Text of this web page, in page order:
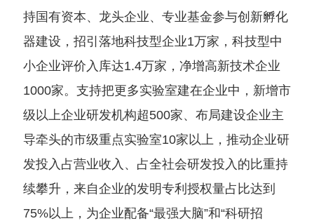
持国有资本、龙头企业、专业基金参与创新孵化
器建设，招引落地科技型企业1万家，科技型中
小企业评价入库达1.4万家，净增高新技术企业
1000家。支持把更多实验室建在企业中，新增市
级以上企业研发机构超500家、布局建设企业主
导牵头的市级重点实验室10家以上，推动企业研
发投入占营业收入、占全社会研发投入的比重持
续攀升，来自企业的发明专利授权量占比达到
75%以上，为企业配备“最强大脑”和“科研招